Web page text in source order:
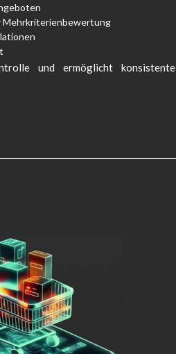
Mehrkriterienbewertung
und ermöglicht konsistente